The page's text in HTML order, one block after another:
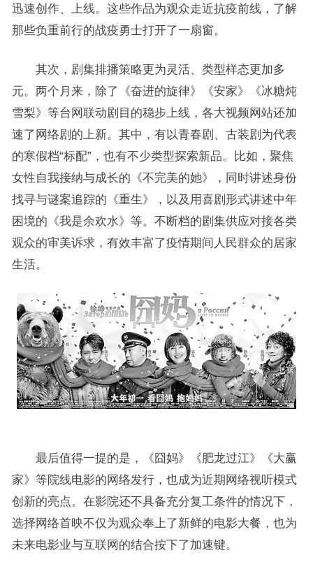
迅速创作、上线。这些作品为观众走近抗疫前线，了解
那些负重前行的战疫勇士打开了一扇窗。
其次，剧集排播策略更为灵活、类型样态更加多
元。两个月来，除了《奋进的旋律》《安家》《冰糖炖
雪梨》等台网联动剧目的稳步上线，各大视频网站还加
速了网络剧的上新。其中，有以青春剧、古装剧为代表
的寒假档“标配”，也有不少类型探索新品。比如，聚焦
女性自我接纳与成长的《不完美的她》，同时讲述身份
找寻与谜案追踪的《重生》，以及用喜剧形式讲述中年
困境的《我是余欢水》等。不断档的剧集供应对接各类
观众的审美诉求，有效丰富了疫情期间人民群众的居家
生活。
最后值得一提的是，《囧妈》《肥龙过江》《大赢
家》等院线电影的网络发行，也成为近期网络视听模式
创新的亮点。在影院还不具备充分复工条件的情况下，
选择网络首映不仅为观众奉上了新鲜的电影大餐，也为
未来电影业与互联网的结合按下了加速键。